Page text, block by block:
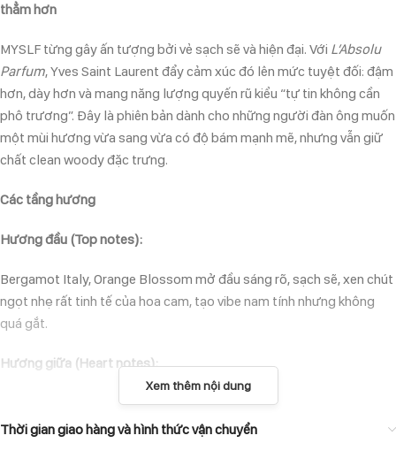
thẳm hơn
MYSLF từng gây ấn tượng bởi vẻ sạch sẽ và hiện đại. Với L’Absolu
Parfum, Yves Saint Laurent đẩy cảm xúc đó lên mức tuyệt đối: đậm
hơn, dày hơn và mang năng lượng quyến rũ kiểu “tự tin không cần
phô trương”. Đây là phiên bản dành cho những người đàn ông muốn
một mùi hương vừa sang vừa có độ bám mạnh mẽ, nhưng vẫn giữ
chất clean woody đặc trưng.
Các tầng hương
Hương đầu (Top notes):
Bergamot Italy, Orange Blossom mở đầu sáng rõ, sạch sẽ, xen chút
ngọt nhẹ rất tinh tế của hoa cam, tạo vibe nam tính nhưng không
quá gắt.
Hương giữa (Heart notes):
Tunisian Orange Blossom Absolute, Ambrette hoa cam được làm
đậm hơn, mang sắc thái vừa thơm mịn vừa hơi phấn nhẹ, kết hợp
Xem thêm nội dung
Thời gian giao hàng và hình thức vận chuyển